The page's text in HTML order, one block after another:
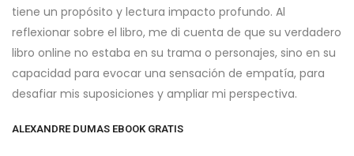
tiene un propósito y lectura impacto profundo. Al
reflexionar sobre el libro, me di cuenta de que su verdadero
libro online​ no estaba en su trama o personajes, sino en su
capacidad para evocar una sensación de empatía, para
desafiar mis suposiciones y ampliar mi perspectiva.
ALEXANDRE DUMAS EBOOK GRATIS